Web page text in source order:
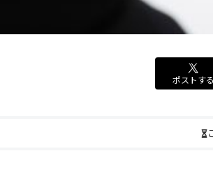
ポストする